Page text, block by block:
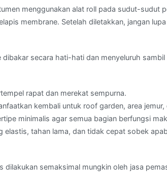
menggunakan alat roll pada sudut-sudut
membrane. Setelah diletakkan, jangan
secara hati-hati dan menyeluruh
rapat dan merekat sempurna.
kembali untuk roof garden, area jemur,
minimalis agar semua bagian berfungsi
elastis, tahan lama, dan tidak cepat sobek
dilakukan semaksimal mungkin oleh jasa